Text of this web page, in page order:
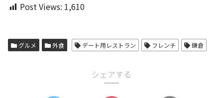
Post Views: 1,610
グルメ 外食 デート用レストラン フレンチ 鎌倉
シェアする